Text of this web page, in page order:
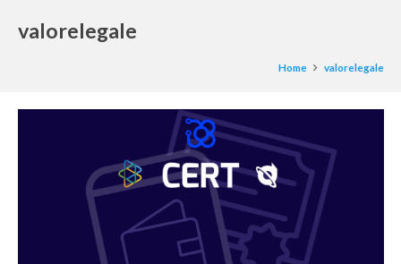
valorelegale
Home valorelegale